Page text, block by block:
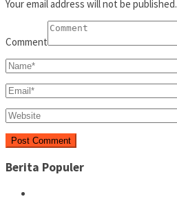
Your email address will not be published.
Comment
Berita Populer